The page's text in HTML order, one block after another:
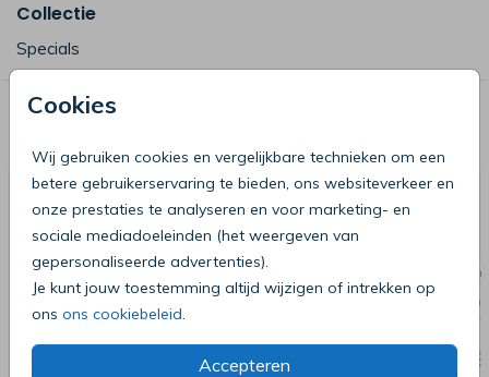
Cookies
Wij gebruiken cookies en vergelijkbare technieken om een
betere gebruikerservaring te bieden, ons websiteverkeer en
onze prestaties te analyseren en voor marketing- en
sociale mediadoeleinden (het weergeven van
gepersonaliseerde advertenties).
Je kunt jouw toestemming altijd wijzigen of intrekken op
ons ons cookiebeleid
Accepteren
Collectie
Specials
Deze producten zijn wellicht ook iets
voor je